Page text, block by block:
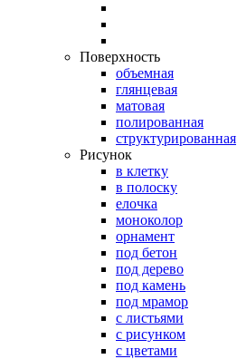
Поверхность
объемная
глянцевая
матовая
полированная
структурированная
Рисунок
в клетку
в полоску
елочка
моноколор
орнамент
под бетон
под дерево
под камень
под мрамор
с листьями
с рисунком
с цветами